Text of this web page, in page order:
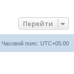
Перейти
Часовой пояс: UTC+05:00